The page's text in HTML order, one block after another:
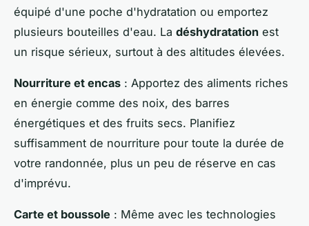
équipé d'une poche d'hydratation ou emportez
plusieurs bouteilles d'eau. La déshydratation est
un risque sérieux, surtout à des altitudes élevées.
Nourriture et encas : Apportez des aliments riches
en énergie comme des noix, des barres
énergétiques et des fruits secs. Planifiez
suffisamment de nourriture pour toute la durée de
votre randonnée, plus un peu de réserve en cas
d'imprévu.
Carte et boussole : Même avec les technologies